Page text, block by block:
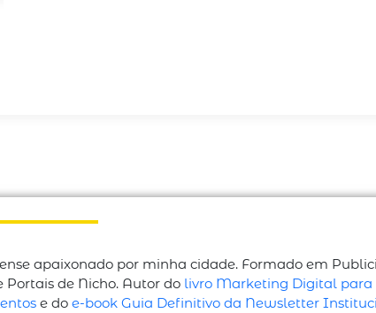
apaixonado por minha cidade. Formado em
Portais de Nicho. Autor dolivro Marketing Digital para
e do e-book Guia Definitivo da Newsletter